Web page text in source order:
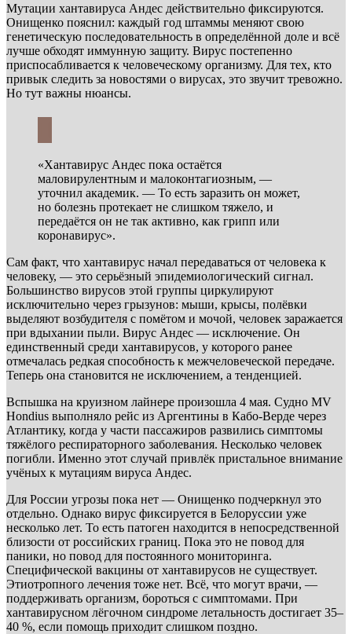
Мутации хантавируса Андес действительно фиксируются.
Онищенко пояснил: каждый год штаммы меняют свою
генетическую последовательность в определённой доле и всё
лучше обходят иммунную защиту. Вирус постепенно
приспосабливается к человеческому организму. Для тех, кто
привык следить за новостями о вирусах, это звучит тревожно.
Но тут важны нюансы.
«Хантавирус Андес пока остаётся
маловирулентным и малоконтагиозным, —
уточнил академик. — То есть заразить он может,
но болезнь протекает не слишком тяжело, и
передаётся он не так активно, как грипп или
коронавирус».
Сам факт, что хантавирус начал передаваться от человека к
человеку, — это серьёзный эпидемиологический сигнал.
Большинство вирусов этой группы циркулируют
исключительно через грызунов: мыши, крысы, полёвки
выделяют возбудителя с помётом и мочой, человек заражается
при вдыхании пыли. Вирус Андес — исключение. Он
единственный среди хантавирусов, у которого ранее
отмечалась редкая способность к межчеловеческой передаче.
Теперь она становится не исключением, а тенденцией.
Вспышка на круизном лайнере произошла 4 мая. Судно MV
Hondius выполняло рейс из Аргентины в Кабо-Верде через
Атлантику, когда у части пассажиров развились симптомы
тяжёлого респираторного заболевания. Несколько человек
погибли. Именно этот случай привлёк пристальное внимание
учёных к мутациям вируса Андес.
Для России угрозы пока нет — Онищенко подчеркнул это
отдельно. Однако вирус фиксируется в Белоруссии уже
несколько лет. То есть патоген находится в непосредственной
близости от российских границ. Пока это не повод для
паники, но повод для постоянного мониторинга.
Специфической вакцины от хантавирусов не существует.
Этиотропного лечения тоже нет. Всё, что могут врачи, —
поддерживать организм, бороться с симптомами. При
хантавирусном лёгочном синдроме летальность достигает 35–
40 %, если помощь приходит слишком поздно.